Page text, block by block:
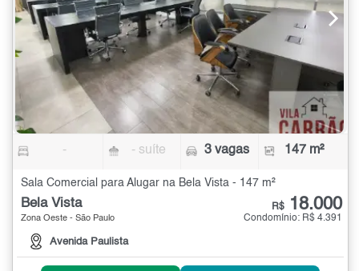
- - suíte 3 vagas 147 m²
Sala Comercial para Alugar na Bela Vista - 147 m²
Bela Vista
Zona Oeste - São Paulo
Avenida Paulista
R$ 18.000
Condomínio: R$ 4.391